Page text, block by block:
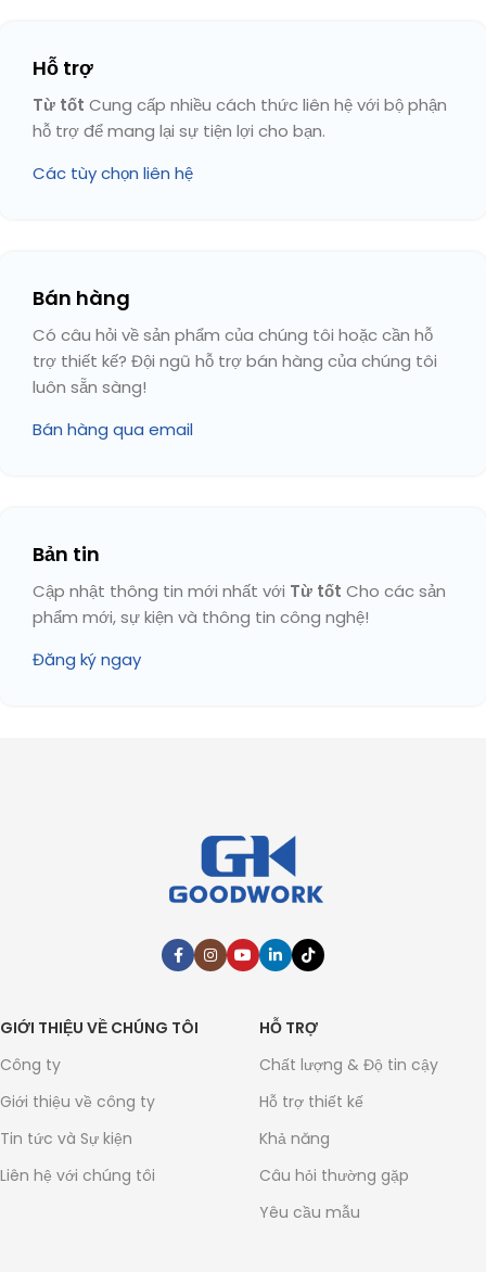
Hỗ trợ
Từ tốt Cung cấp nhiều cách thức liên hệ với bộ phận
hỗ trợ để mang lại sự tiện lợi cho bạn.
Các tùy chọn liên hệ
Bán hàng
Có câu hỏi về sản phẩm của chúng tôi hoặc cần hỗ
trợ thiết kế? Đội ngũ hỗ trợ bán hàng của chúng tôi
luôn sẵn sàng!
Bán hàng qua email
Bản tin
Cập nhật thông tin mới nhất với Từ tốt Cho các sản
phẩm mới, sự kiện và thông tin công nghệ!
Đăng ký ngay
GIỚI THIỆU VỀ CHÚNG TÔI
Công ty
Giới thiệu về công ty
Tin tức và Sự kiện
Liên hệ với chúng tôi
HỖ TRỢ
Chất lượng & Độ tin cậy
Hỗ trợ thiết kế
Khả năng
Câu hỏi thường gặp
Yêu cầu mẫu